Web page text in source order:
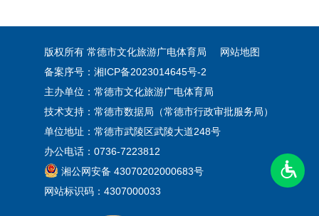
版权所有 常德市文化旅游广电体育局
网站地图
备案序号：湘ICP备2023014645号-2
主办单位：常德市文化旅游广电体育局
技术支持：常德市数据局（常德市行政审批服务局）
单位地址：常德市武陵区武陵大道248号
办公电话：0736-7223812
湘公网安备 43070202000683号
网站标识码：4307000033